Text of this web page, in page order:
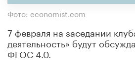
Фото: economist.com
7 февраля на заседании
деятельность» будут
ФГОС 4.0.